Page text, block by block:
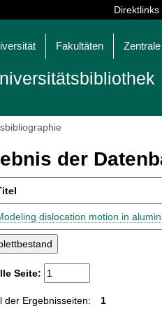
Direktlinks
Fakultäten
der
dislocation motion in
Seite:
der Ergebnisseiten: 1